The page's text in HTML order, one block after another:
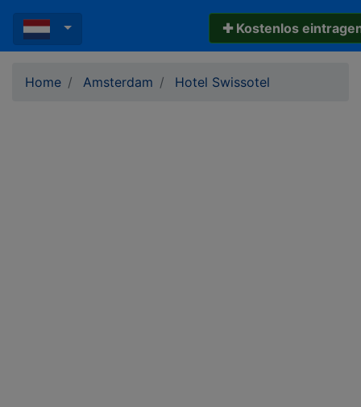
✚ Kostenlos
Home Amsterdam Hotel Swissotel